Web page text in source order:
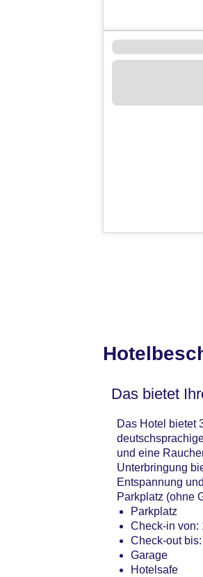
Das bietet
Das Hotel bietet
und eine
Unterbringung
Entspannung
Parkplatz (ohne
Parkplatz
Check-in von:
Check-out
Garage
Hotelsafe